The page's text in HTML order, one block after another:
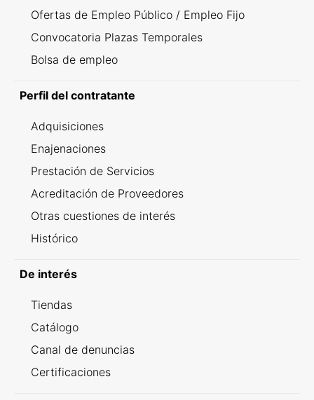
Ofertas de Empleo Público / Empleo Fijo
Convocatoria Plazas Temporales
Bolsa de empleo
Perfil del contratante
Adquisiciones
Enajenaciones
Prestación de Servicios
Acreditación de Proveedores
Otras cuestiones de interés
Histórico
De interés
Tiendas
Catálogo
Canal de denuncias
Certificaciones